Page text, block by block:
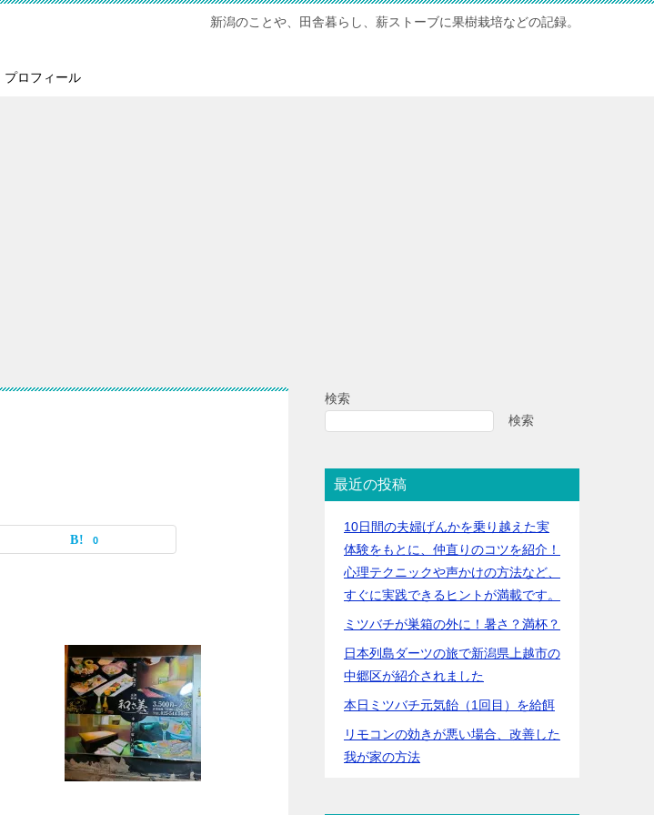
新潟のことや、田舎暮らし、薪ストーブに果樹栽培などの記録。
プロフィール
0
検索
検索
最近の投稿
10日間の夫婦げんかを乗り越えた実
体験をもとに、仲直りのコツを紹介！
心理テクニックや声かけの方法など、
すぐに実践できるヒントが満載です。
ミツバチが巣箱の外に！暑さ？満杯？
日本列島ダーツの旅で新潟県上越市の
中郷区が紹介されました
本日ミツバチ元気飴（1回目）を給餌
リモコンの効きが悪い場合、改善した
我が家の方法